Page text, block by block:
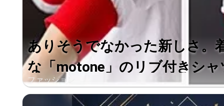
ありそうでなかった新しさ。
な「motone」のリブ付きシャ
ファッション